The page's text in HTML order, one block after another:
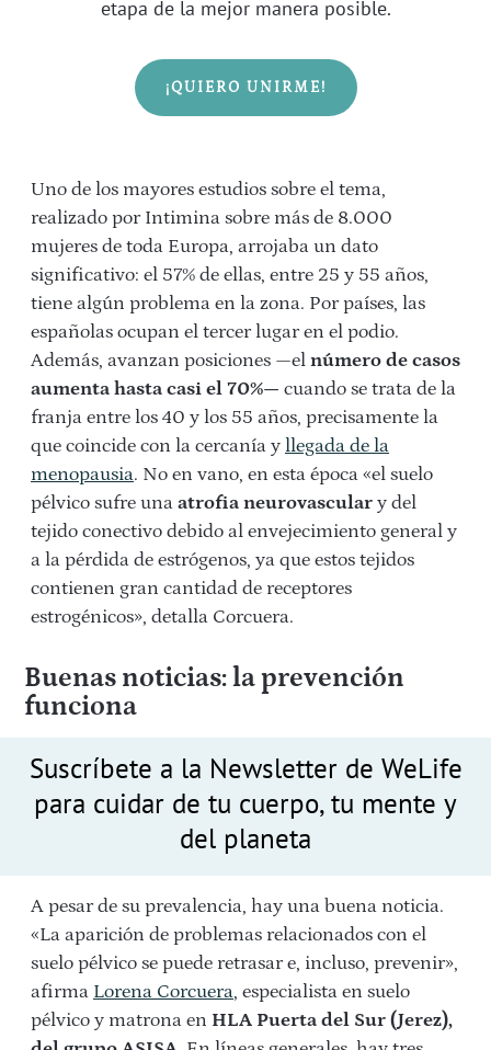
etapa de la mejor manera posible.
¡QUIERO UNIRME!
Uno de los mayores estudios sobre el tema,
realizado por Intimina sobre más de 8.000
mujeres de toda Europa, arrojaba un dato
significativo: el 57% de ellas, entre 25 y 55 años,
tiene algún problema en la zona. Por países, las
españolas ocupan el tercer lugar en el podio.
Además, avanzan posiciones —el número de casos
aumenta hasta casi el 70%— cuando se trata de la
franja entre los 40 y los 55 años, precisamente la
que coincide con la cercanía y llegada de la
menopausia. No en vano, en esta época «el suelo
pélvico sufre una atrofia neurovascular y del
tejido conectivo debido al envejecimiento general y
a la pérdida de estrógenos, ya que estos tejidos
contienen gran cantidad de receptores
estrogénicos», detalla Corcuera.
Buenas noticias: la prevención
funciona
Suscríbete a la Newsletter de WeLife
para cuidar de tu cuerpo, tu mente y
del planeta
A pesar de su prevalencia, hay una buena noticia.
«La aparición de problemas relacionados con el
suelo pélvico se puede retrasar e, incluso, prevenir»,
afirma Lorena Corcuera, especialista en suelo
pélvico y matrona en HLA Puerta del Sur (Jerez),